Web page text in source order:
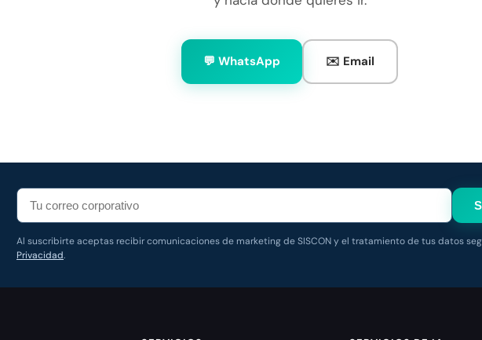
💬 WhatsApp ✉️ Email
Al suscribirte aceptas recibir comunicaciones de marketing de SISCON y el tratamiento de tus datos
Privacidad.